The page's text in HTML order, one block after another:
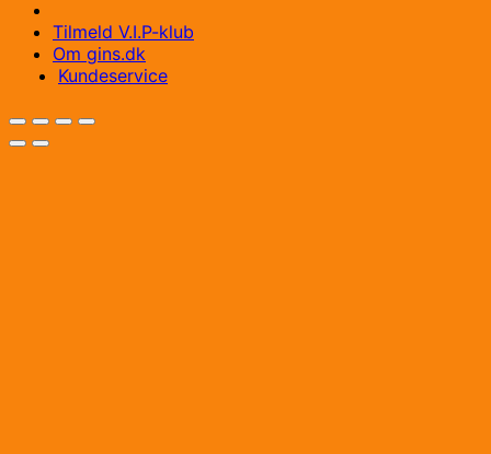
Tilmeld V.I.P-klub
Om gins.dk
Kundeservice